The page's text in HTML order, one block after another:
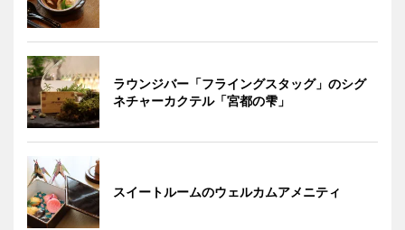
ラウンジバー「フライングスタッグ」のシグ
ネチャーカクテル「宮都の雫」
スイートルームのウェルカムアメニティ